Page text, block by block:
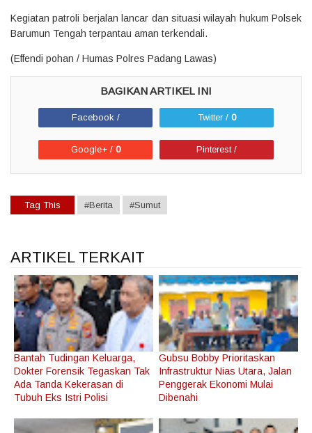
Kegiatan patroli berjalan lancar dan situasi wilayah hukum Polsek
Barumun Tengah terpantau aman terkendali.
(Effendi pohan / Humas Polres Padang Lawas)
Facebook / Twitter / 0
Google+ / 0 Pinterest /
Tag This #Berita #Sumut
ARTIKEL TERKAIT
Bantah Tudingan Keluarga,
Dokter Forensik Tegaskan Tak
Ada Tanda Kekerasan di
Tubuh Eks Istri Polisi
Gubsu Bobby Prioritaskan
Infrastruktur Nias Utara, Jalan
Penggerak Ekonomi Mulai
Dibenahi